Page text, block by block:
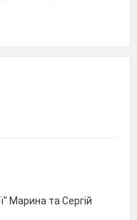
Марина та Сергій